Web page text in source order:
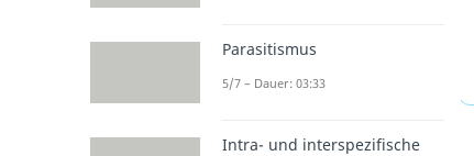
Parasitismus
5/7 – Dauer: 03:33
Intra- und interspezifische